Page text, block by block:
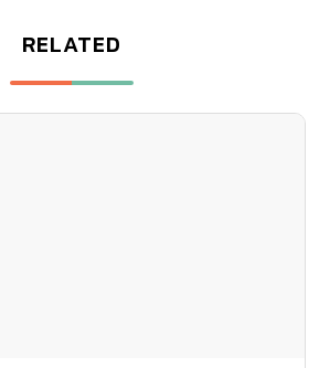
RELATED